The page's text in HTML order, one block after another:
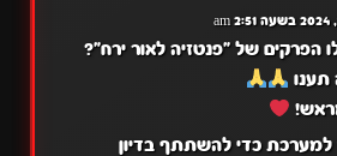
הפרקים של "פנטזיה לאור ירח"?
כדי להשתתף בדיון